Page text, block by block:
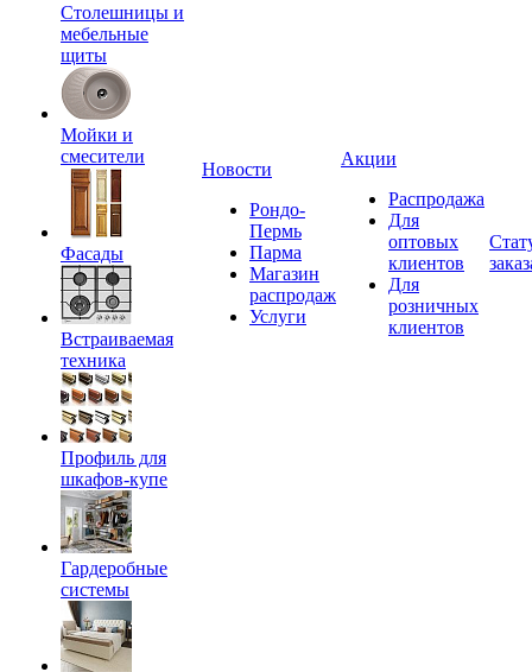
Столешницы и
мебельные
щиты
Мойки и
смесители
Фасады
Встраиваемая
техника
Профиль для
шкафов-купе
Гардеробные
системы
Новости
Рондо-
Пермь
Парма
Магазин
распродаж
Услуги
Акции
Распродажа
Для
оптовых
клиентов
Для
розничных
клиентов